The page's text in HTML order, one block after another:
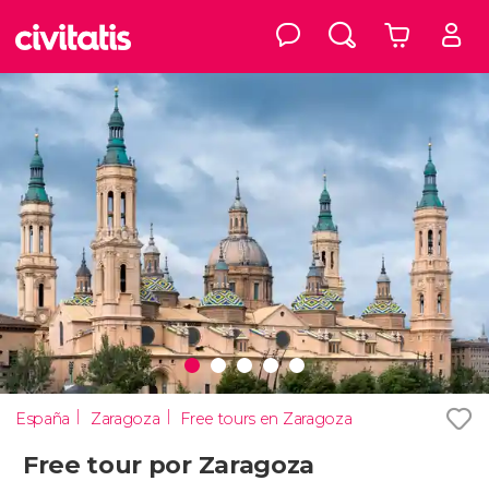
España Zaragoza Free tours en Zaragoza
Free tour por Zaragoza